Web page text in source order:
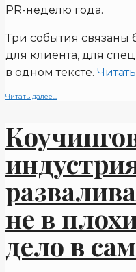
PR-неделю года.
Три события связаны
для клиента, для
в одном тексте.
Читать далее...
не в
дело в